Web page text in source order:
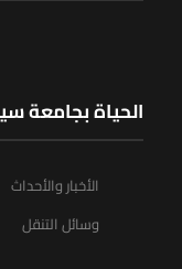
الحياة بجامعة
الأخبار والأحداث
وسائل التنقل